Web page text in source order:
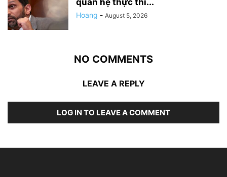
quan hệ thực thi...
Hoang - August 5, 2026
NO COMMENTS
LEAVE A REPLY
LOG IN TO LEAVE A COMMENT